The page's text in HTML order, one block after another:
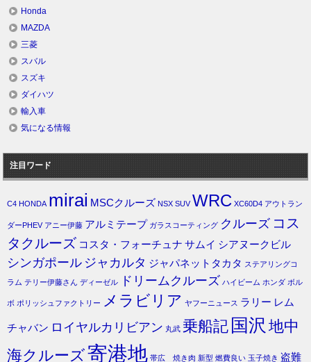
Honda
MAZDA
三菱
スバル
スズキ
ダイハツ
輸入車
気になる情報
注目ワード
C4 HONDA mirai MSCクルーズ NSX SUV WRC XC60D4 アウトラン
ダーPHEV アニー伊藤 アルミテープ ガラスコーティング クルーズ コス
タクルーズ コスタ・フォーチュナ サムイ シアヌークビル
シンガポール ジャカルタ ジャパネットタカタ ステアリングコ
ラム テリー伊藤さん ディーゼル ドリームクルーズ ハイビーム ホンダ ボル
ボ ポリッシュファクトリー メラビリア ヤフーニュース ラリー レム
チャバン ロイヤルカリビアン 丸武 乗船記 国沢 地中
海クルーズ寄港地 帯広 焼き肉 新型 燃費良い 玉子焼き 盗難